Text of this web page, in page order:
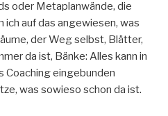
oder Metaplanwände, die
ich auf das angewiesen, was
der Weg selbst, Blätter,
da ist, Bänke: Alles kann in
Coaching eingebunden
was sowieso schon da ist.